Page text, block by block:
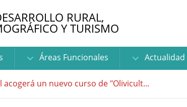
RURAL,
Y TURISMO
Áreas Funcionales Actualidad
acogerá un nuevo curso de "Olivicult...